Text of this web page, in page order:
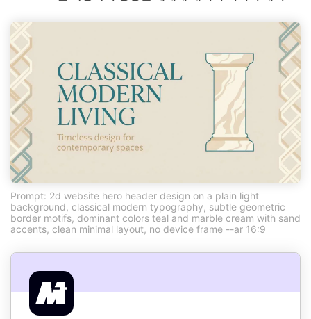
Prompt: 2d website hero header design on a plain light
background, classical modern typography, subtle geometric
border motifs, dominant colors teal and marble cream with sand
accents, clean minimal layout, no device frame --ar 16:9